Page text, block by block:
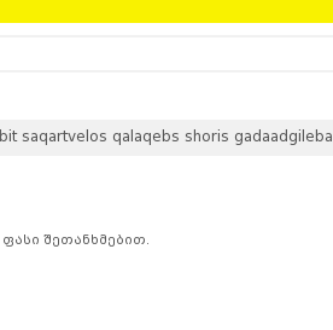
qalaqebs shoris gadaadgileba
შეთანხმებით.